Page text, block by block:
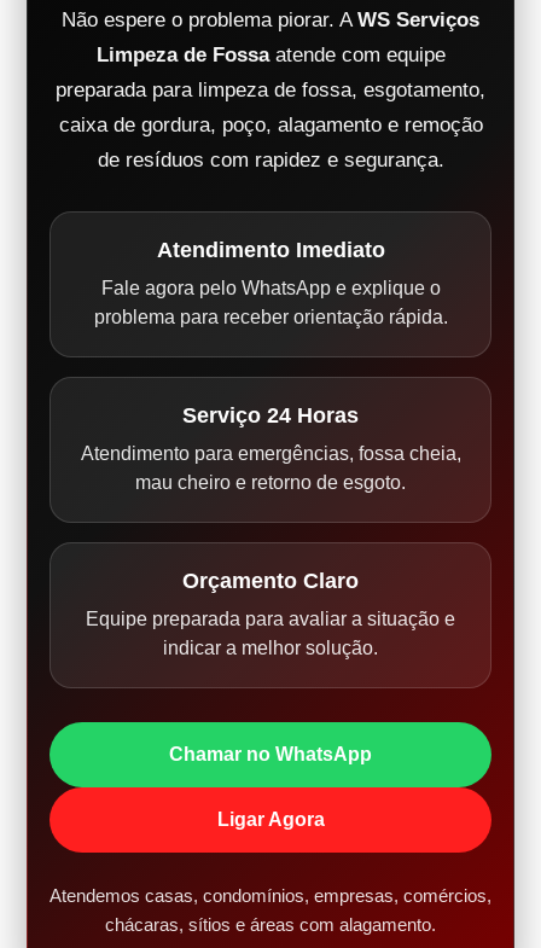
Não espere o problema piorar. A WS Serviços
Limpeza de Fossaatende com equipe
preparada para limpeza de fossa, esgotamento,
caixa de gordura, poço, alagamento e remoção
de resíduos com rapidez e segurança.
Atendimento Imediato
Fale agora pelo WhatsApp e explique o
problema para receber orientação rápida.
Serviço 24 Horas
Atendimento para emergências, fossa cheia,
mau cheiro e retorno de esgoto.
Orçamento Claro
Equipe preparada para avaliar a situação e
indicar a melhor solução.
Chamar no WhatsApp
Ligar Agora
Atendemos casas, condomínios, empresas, comércios,
chácaras, sítios e áreas com alagamento.